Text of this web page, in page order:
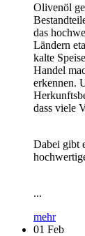
Olivenöl
das
Ländern
kalte
Handel
erkennen.
dass viele
Dabei gibt
...
mehr
01 Feb